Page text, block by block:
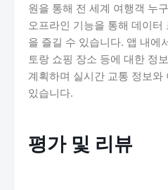
원을 통해 전 세계 여행객 누
오프라인 기능을 통해 데이터
을 즐길 수 있습니다. 앱 내에
토랑 쇼핑 장소 등에 대한 정
계획하며 실시간 교통 정보와
있습니다.
평가 및 리뷰